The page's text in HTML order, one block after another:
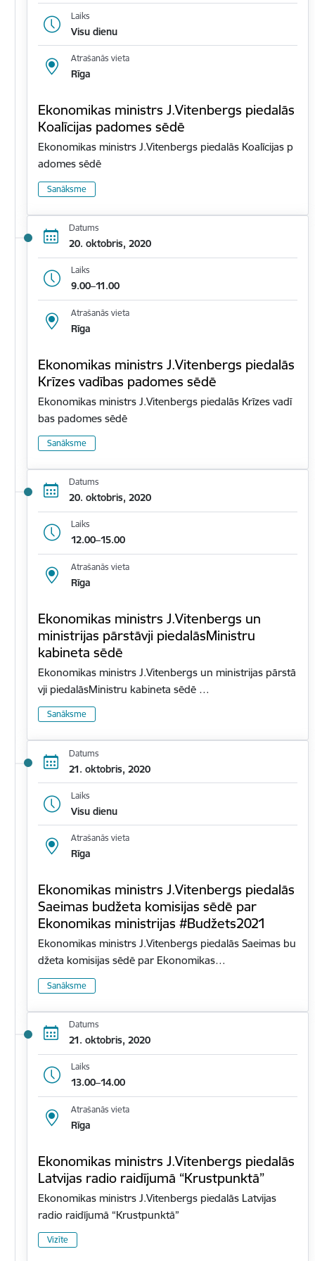
Laiks
Visu dienu
Atrašanās vieta
Rīga
Ekonomikas ministrs J.Vitenbergs piedalās
Koalīcijas padomes sēdē
Ekonomikas ministrs J.Vitenbergs piedalās Koalīcijas p
adomes sēdē
Sanāksme
Datums
20. oktobris, 2020
Laiks
9.00–11.00
Atrašanās vieta
Rīga
Ekonomikas ministrs J.Vitenbergs piedalās
Krīzes vadības padomes sēdē
Ekonomikas ministrs J.Vitenbergs piedalās Krīzes vadī
bas padomes sēdē
Sanāksme
Datums
20. oktobris, 2020
Laiks
12.00–15.00
Atrašanās vieta
Rīga
Ekonomikas ministrs J.Vitenbergs un
ministrijas pārstāvji piedalāsMinistru
kabineta sēdē
Ekonomikas ministrs J.Vitenbergs un ministrijas pārstā
vji piedalāsMinistru kabineta sēdē …
Sanāksme
Datums
21. oktobris, 2020
Laiks
Visu dienu
Atrašanās vieta
Rīga
Ekonomikas ministrs J.Vitenbergs piedalās
Saeimas budžeta komisijas sēdē par
Ekonomikas ministrijas #Budžets2021
Ekonomikas ministrs J.Vitenbergs piedalās Saeimas bu
džeta komisijas sēdē par Ekonomikas…
Sanāksme
Datums
21. oktobris, 2020
Laiks
13.00–14.00
Atrašanās vieta
Rīga
Ekonomikas ministrs J.Vitenbergs piedalās
Latvijas radio raidījumā “Krustpunktā”
Ekonomikas ministrs J.Vitenbergs piedalās Latvijas
radio raidījumā “Krustpunktā”
Vizīte